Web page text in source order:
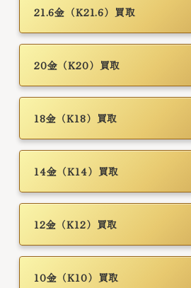
21.6金（K21.6）買取
20金（K20）買取
18金（K18）買取
14金（K14）買取
12金（K12）買取
10金（K10）買取